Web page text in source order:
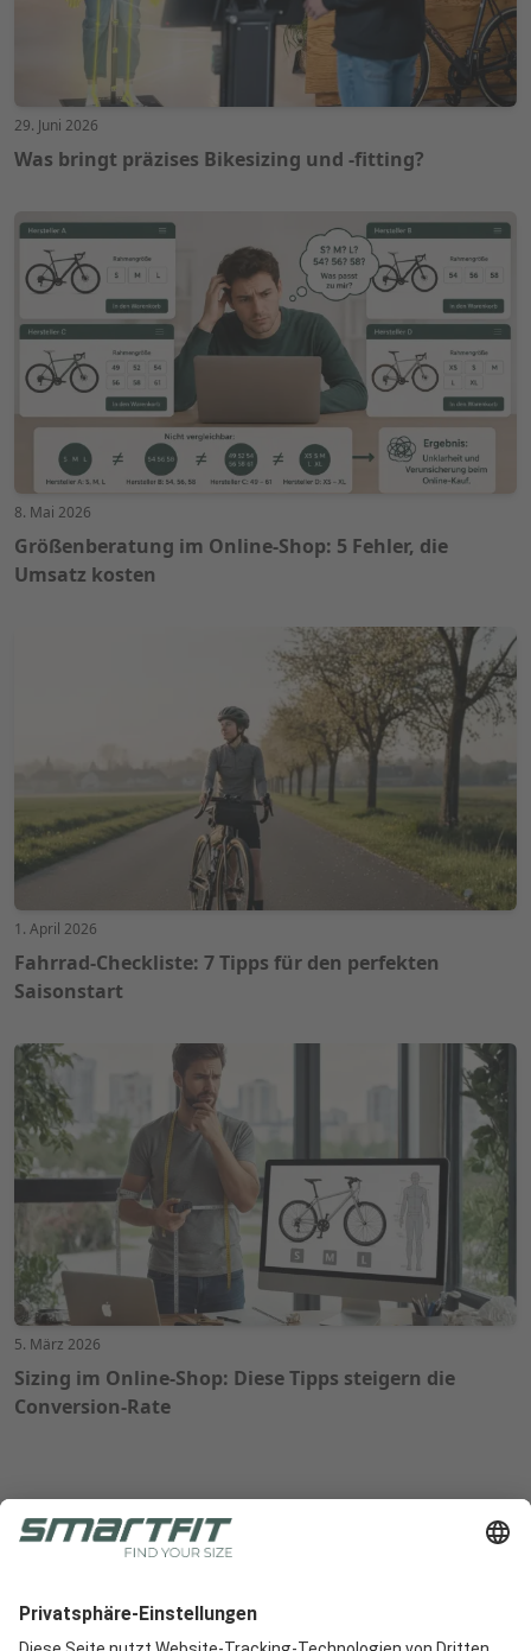
29. Juni 2026
Was bringt präzises Bikesizing und -fitting?
8. Mai 2026
Größenberatung im Online-Shop: 5 Fehler, die
Umsatz kosten
1. April 2026
Fahrrad-Checkliste: 7 Tipps für den perfekten
Saisonstart
5. März 2026
Sizing im Online-Shop: Diese Tipps steigern die
Conversion-Rate
Radlabor GmbH